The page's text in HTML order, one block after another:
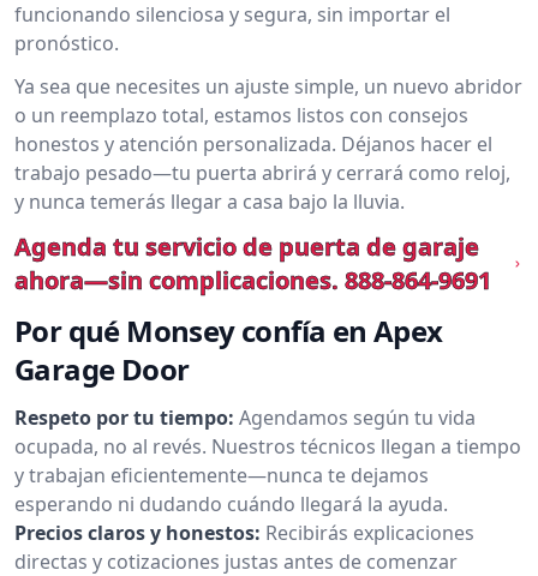
funcionando silenciosa y segura, sin importar el
pronóstico.
Ya sea que necesites un ajuste simple, un nuevo abridor
o un reemplazo total, estamos listos con consejos
honestos y atención personalizada. Déjanos hacer el
trabajo pesado—tu puerta abrirá y cerrará como reloj,
y nunca temerás llegar a casa bajo la lluvia.
Agenda tu servicio de puerta de garaje
ahora—sin complicaciones. 888-864-9691
Por qué Monsey confía en Apex
Garage Door
Respeto por tu tiempo: Agendamos según tu vida
ocupada, no al revés. Nuestros técnicos llegan a tiempo
y trabajan eficientemente—nunca te dejamos
esperando ni dudando cuándo llegará la ayuda.
Precios claros y honestos: Recibirás explicaciones
directas y cotizaciones justas antes de comenzar